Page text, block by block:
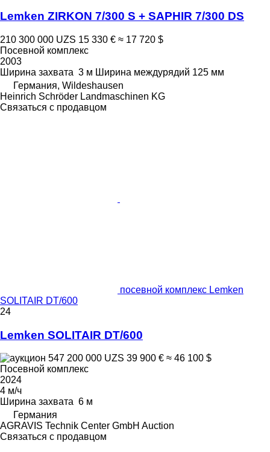
Lemken ZIRKON 7/300 S + SAPHIR 7/300 DS
210 300 000 UZS 15 330 € ≈ 17 720 $
Посевной комплекс
2003
Ширина захвата 3 м Ширина междурядий 125 мм
Германия, Wildeshausen
Heinrich Schröder Landmaschinen KG
Связаться с продавцом
посевной комплекс Lemken
SOLITAIR DT/600
24
Lemken SOLITAIR DT/600
547 200 000 UZS 39 900 € ≈ 46 100 $
Посевной комплекс
2024
4 м/ч
Ширина захвата 6 м
Германия
AGRAVIS Technik Center GmbH Auction
Связаться с продавцом